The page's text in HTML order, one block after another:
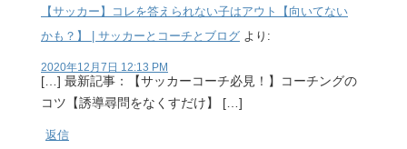
【サッカー】コレを答えられない子はアウト【向いてない
かも？】 | サッカーとコーチとブログ より:
2020年12月7日 12:13 PM
[…] 最新記事：【サッカーコーチ必見！】コーチングの
コツ【誘導尋問をなくすだけ】 […]
返信